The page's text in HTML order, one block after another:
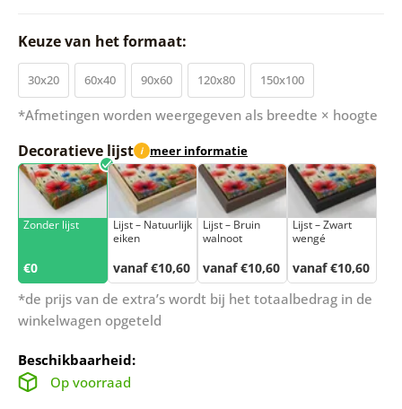
Keuze van het formaat:
30x20 60x40 90x60 120x80 150x100
*Afmetingen worden weergegeven als breedte × hoogte
Decoratieve lijst i meer informatie
Zonder lijst
€0
Lijst – Natuurlijk
eiken
vanaf €10,60
Lijst – Bruin
walnoot
vanaf €10,60
Lijst – Zwart
wengé
vanaf €10,60
*de prijs van de extra’s wordt bij het totaalbedrag in de
winkelwagen opgeteld
Beschikbaarheid:
Op voorraad